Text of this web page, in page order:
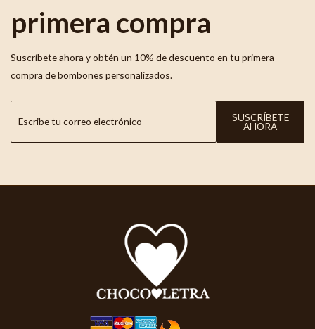
primera compra
Suscríbete ahora y obtén un 10% de descuento en tu primera
compra de bombones personalizados.
SUSCRÍBETE
AHORA